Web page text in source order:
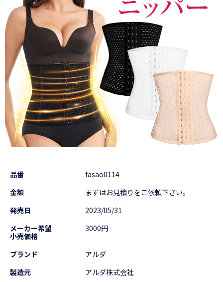
品番
fasao0114
金額
まずはお見積りをご依頼下さい。
発売日
2023/05/31
メーカー希望
小売価格
3000円
ブランド
アルダ
製造元
アルダ株式会社